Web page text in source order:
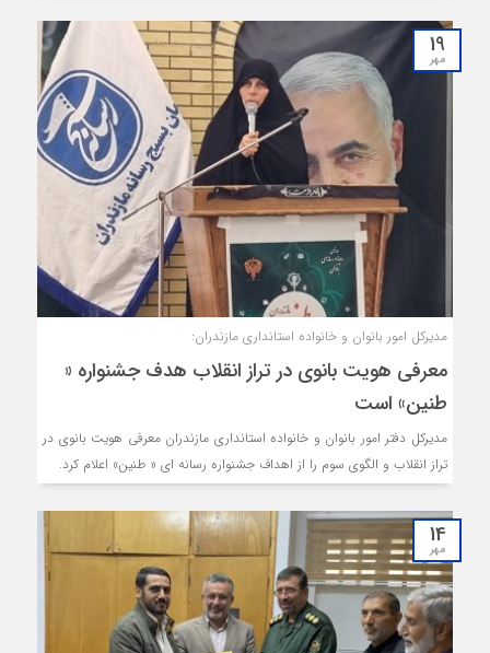
19
مهر
مدیرکل امور بانوان و خانواده استانداری مازندران:
معرفی هویت بانوی در تراز انقلاب هدف جشنواره «
طنین» است
مدیرکل دفتر امور بانوان و خانواده استانداری مازندران معرفی هویت بانوی در
تراز انقلاب و الگوی سوم را از اهداف جشنواره رسانه ای « طنین» اعلام کرد.
14
مهر